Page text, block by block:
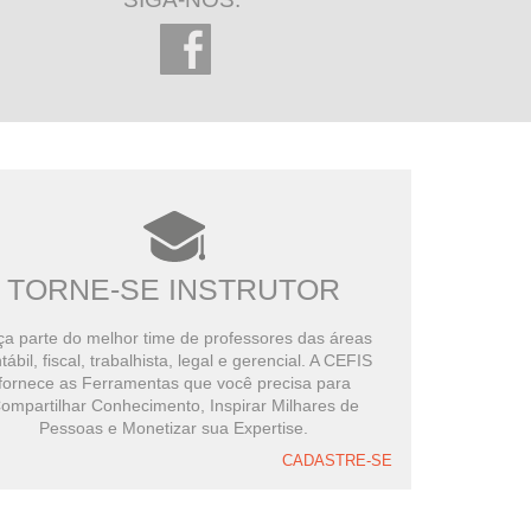
TORNE-SE INSTRUTOR
parte do melhor time de professores das áreas
fiscal, trabalhista, legal e gerencial. A CEFIS
as Ferramentas que você precisa para
Conhecimento, Inspirar Milhares de
Pessoas e Monetizar sua Expertise.
CADASTRE-SE